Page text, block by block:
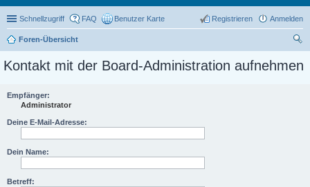
Schnellzugriff FAQ Benutzer Karte Anmelden
Registrieren
Foren-Übersicht
he
Kontakt mit der Board-Administration aufnehmen
Empfänger:
Administrator
Deine E-Mail-Adresse:
Dein Name:
Betreff: